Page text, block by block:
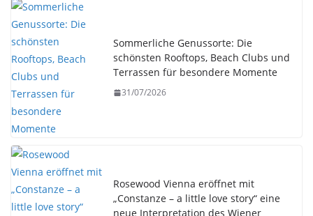
Sommerliche Genussorte: Die
schönsten Rooftops, Beach Clubs und
Terrassen für besondere Momente
31/07/2026
Rosewood Vienna eröffnet mit
„Constanze – a little love story“ eine
neue Interpretation des Wiener